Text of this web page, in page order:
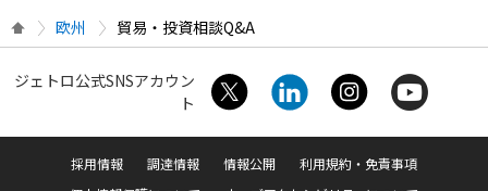
欧州 貿易・投資相談Q&A
ジェトロ公式SNSアカウン
ト
採用情報 調達情報 情報公開
利用規約・免責事項